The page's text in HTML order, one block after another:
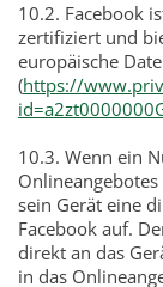
10.2. Facebook
zertifiziert und
europäische
(https://
10.3. Wenn ein
sein Gerät eine
Facebook auf.
direkt an das
in das